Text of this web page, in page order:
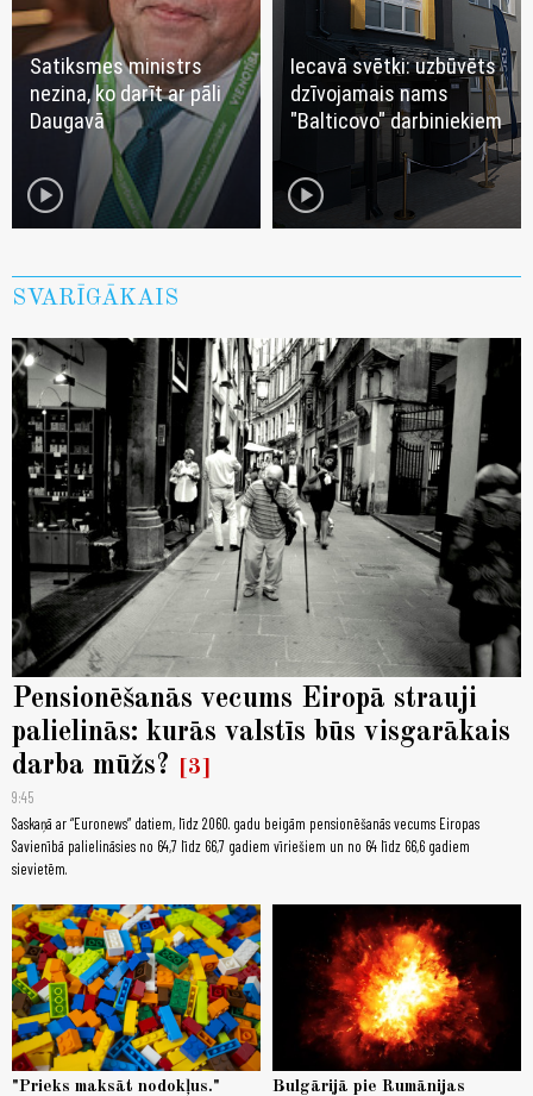
Satiksmes ministrs
nezina, ko darīt ar pāli
Daugavā
play_circle
Iecavā svētki: uzbūvēts
dzīvojamais nams
"Balticovo" darbiniekiem
play_circle
SVARĪGĀKAIS
Pensionēšanās vecums Eiropā strauji
palielinās: kurās valstīs būs visgarākais
darba mūžs?
3
9:45
Saskaņā ar “Euronews” datiem, līdz 2060. gadu beigām pensionēšanās vecums Eiropas
Savienībā palielināsies no 64,7 līdz 66,7 gadiem vīriešiem un no 64 līdz 66,6 gadiem
sievietēm.
"Prieks maksāt nodokļus."
Bulgārijā pie Rumānijas